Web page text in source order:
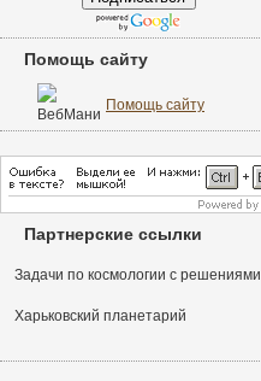
Помощь сайту
Помощь сайту
Партнерские ссылки
Задачи по космологии с решениями
Харьковский планетарий